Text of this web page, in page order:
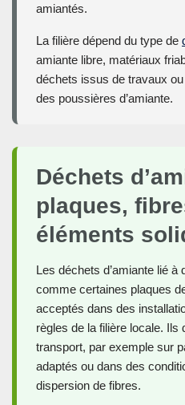
amiantés.
La filière dépend du type de
amiante libre, matériaux
déchets issus de travaux
des poussières d’amiante.
Déchets
plaques,
éléments
Les déchets d’amiante lié à
comme certaines plaques
acceptés dans des
règles de la filière locale.
transport, par exemple sur
adaptés ou dans des
dispersion de fibres.